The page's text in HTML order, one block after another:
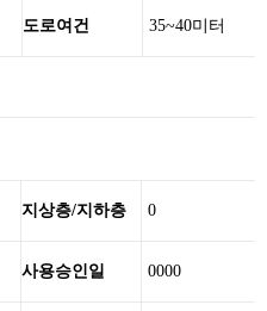
도로여건 35~40미터
지상층/지하층 0
사용승인일 0000